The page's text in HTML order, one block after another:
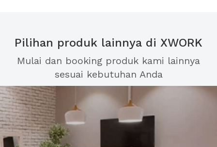
Pilihan produk lainnya di XWORK
Mulai dan booking produk kami lainnya
sesuai kebutuhan Anda